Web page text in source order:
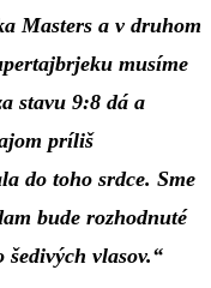
Masters a v druhom
musíme
stavu 9:8 dá a
príliš
do toho srdce. Sme
bude rozhodnuté
vlasov.“